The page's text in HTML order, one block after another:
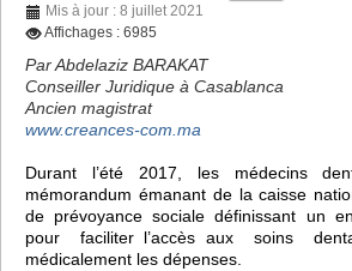
Mis à jour : 8 juillet 2021
Affichages : 6985
Par Abdelaziz BARAKAT
Conseiller Juridique à Casablanca
Ancien magistrat
www.creances-com.ma
Durant l’été 2017, les médecins
mémorandum émanant de la caisse
de prévoyance sociale définissant un
pour faciliter l’accès aux soins
médicalement les dépenses.